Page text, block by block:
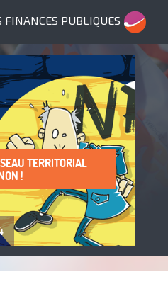
FINANCES PUBLIQUES
TERRITORIAL
!
SERVICES PUBLICS !
SANTÉ AU TRAVAIL
!
FINANCES